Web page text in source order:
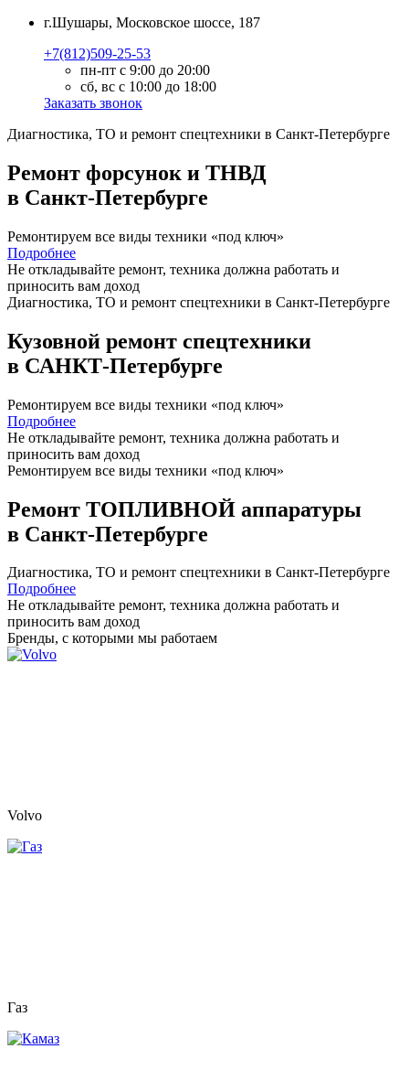
г.Шушары, Московское шоссе, 187
+7(812)509-25-53
пн-пт с 9:00 до 20:00
сб, вс с 10:00 до 18:00
Заказать звонок
Диагностика, ТО и ремонт спецтехники в Санкт-Петербурге
Ремонт форсунок и ТНВД
в Санкт-Петербурге
Ремонтируем все виды техники «под ключ»
Подробнее
Не откладывайте ремонт, техника должна работать и
приносить вам доход
Диагностика, ТО и ремонт спецтехники в Санкт-Петербурге
Кузовной ремонт спецтехники
в САНКТ-Петербурге
Ремонтируем все виды техники «под ключ»
Подробнее
Не откладывайте ремонт, техника должна работать и
приносить вам доход
Ремонтируем все виды техники «под ключ»
Ремонт ТОПЛИВНОЙ аппаратуры
в Санкт-Петербурге
Диагностика, ТО и ремонт спецтехники в Санкт-Петербурге
Подробнее
Не откладывайте ремонт, техника должна работать и
приносить вам доход
Бренды, с которыми мы работаем
Volvo
Газ